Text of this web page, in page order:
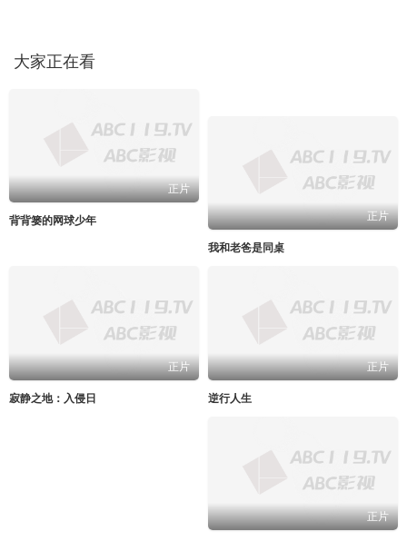
大家正在看
正片
背背篓的网球少年 正片
我和老爸是同桌
正片
寂静之地：入侵日
正片
逆行人生
正片